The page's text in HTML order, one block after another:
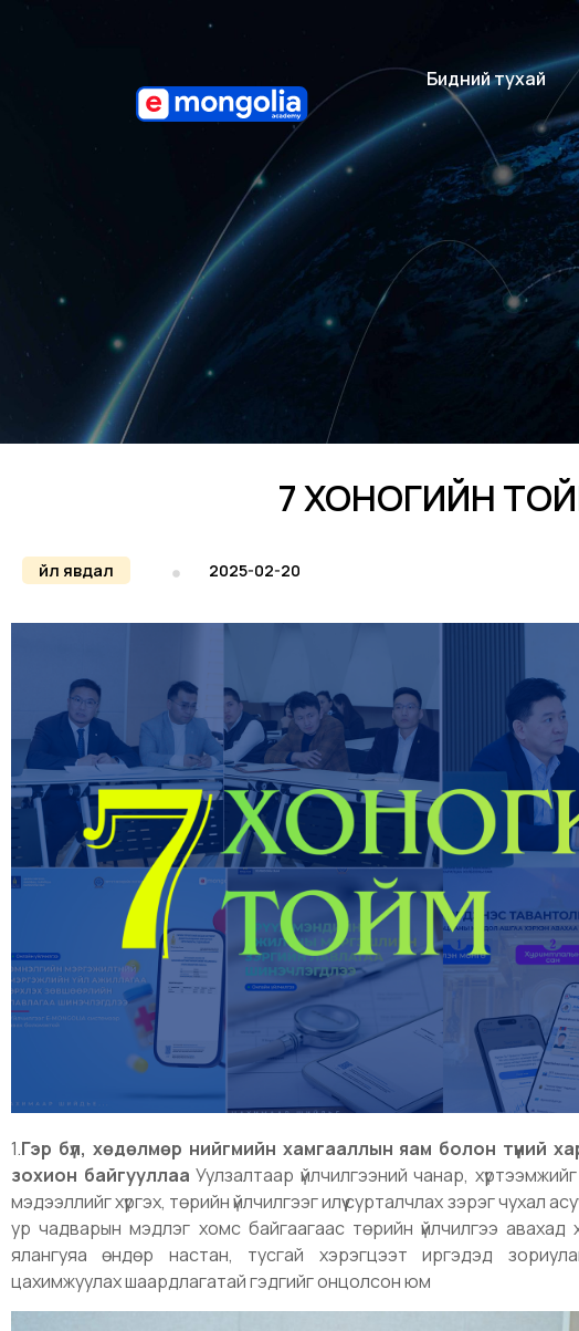
Бидний тухай
7 ХОНОГИЙН
Үйл явдал 2025-02-20
1.Гэр бүл, хөдөлмөр нийгмийн хамгааллын яам болон түүний
зохион байгууллаа Уулзалтаар үйлчилгээний чанар,
мэдээллийг хүргэх, төрийн үйлчилгээг илүү сурталчлах зэрэг чухал
ур чадварын мэдлэг хомс байгаагаас төрийн үйлчилгээ авахад
ялангуяа өндөр настан, тусгай хэрэгцээт иргэдэд
цахимжуулах шаардлагатай гэдгийг онцолсон юм